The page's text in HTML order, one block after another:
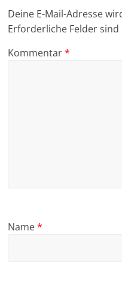
Deine E-Mail-Adresse
Erforderliche Felder
Kommentar*
Name*